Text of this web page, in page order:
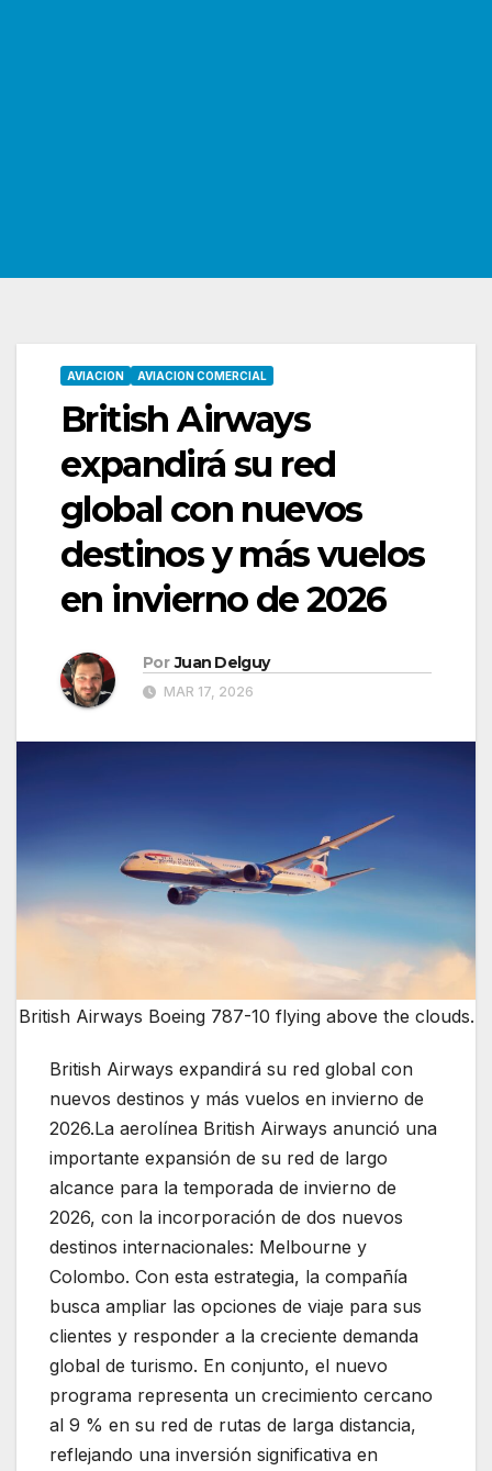
AVIACION AVIACION COMERCIAL
British Airways
expandirá su red
global con nuevos
destinos y más vuelos
en invierno de 2026
Por Juan Delguy
MAR 17, 2026
British Airways Boeing 787-10 flying above the clouds.
British Airways expandirá su red global con
nuevos destinos y más vuelos en invierno de
2026.La aerolínea British Airways anunció una
importante expansión de su red de largo
alcance para la temporada de invierno de
2026, con la incorporación de dos nuevos
destinos internacionales: Melbourne y
Colombo. Con esta estrategia, la compañía
busca ampliar las opciones de viaje para sus
clientes y responder a la creciente demanda
global de turismo. En conjunto, el nuevo
programa representa un crecimiento cercano
al 9 % en su red de rutas de larga distancia,
reflejando una inversión significativa en